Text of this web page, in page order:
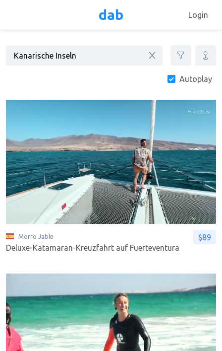
dab Login
Autoplay
Morro Jable
Deluxe-Katamaran-Kreuzfahrt auf Fuerteventura
$89